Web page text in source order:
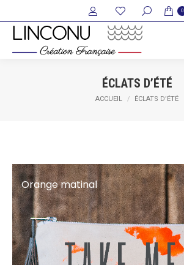
Recherche
:
0
ÉCLATS D’ÉTÉ
Vous êtes ici :
ACCUEIL ÉCLATS D’ÉTÉ
Orange matinal